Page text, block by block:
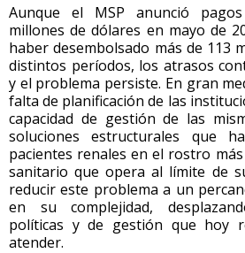
Aunque el MSP anunció
millones de dólares en mayo de
haber desembolsado más de 113
distintos períodos, los atrasos
y el problema persiste. En gran
falta de planificación de las
capacidad de gestión de las
soluciones estructurales que
pacientes renales en el rostro
sanitario que opera al límite de
reducir este problema a un
en su complejidad,
políticas y de gestión que hoy
atender.